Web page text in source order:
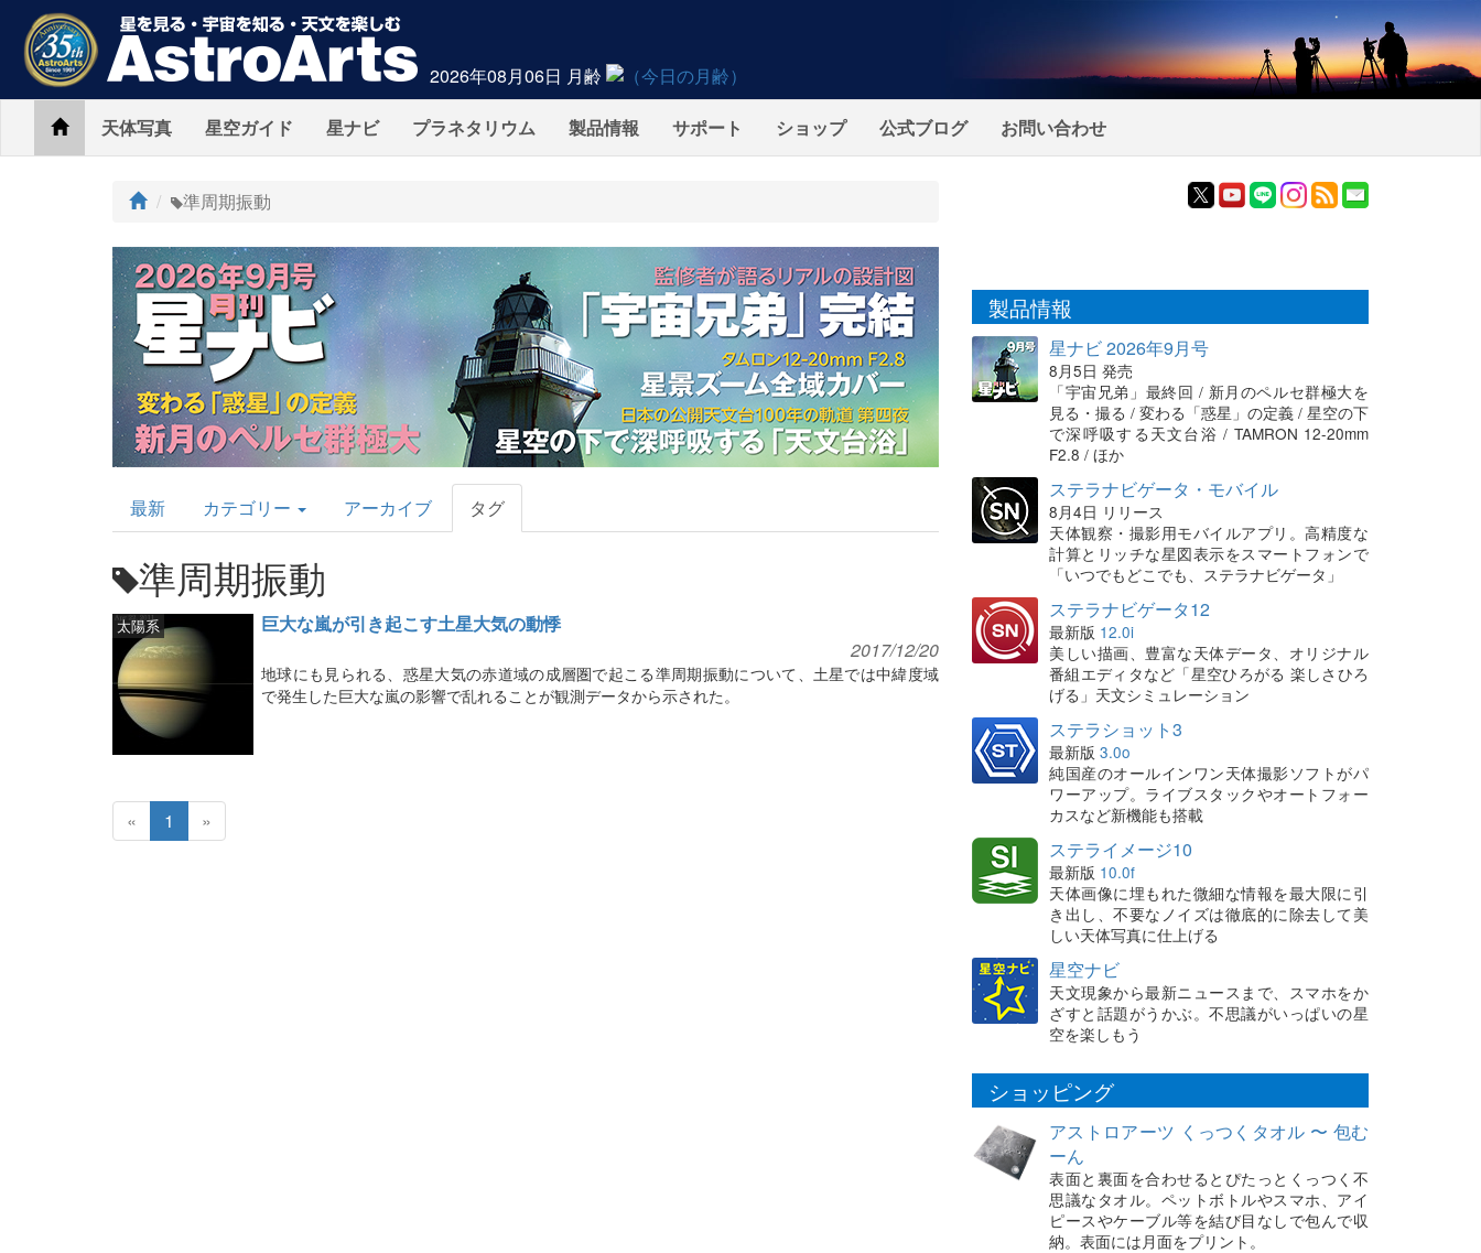
2026年08月06日 月齢
Home天体写真 星空ガイド 星ナビ プラネタリウム 製品情報 サポート ショップ 公式ブログ お問い合わせ
ト
プ
準周期振動
AstroArts
Topics
最新 カテゴリー アーカイブ タグ
準周期振動
巨大な嵐が引き起こす土星大気の動悸
太陽系
2017/12/20
地球にも見られる、惑星大気の赤道域の成層圏で起こる準周期振動について、土星では中緯度域
で発生した巨大な嵐の影響で乱れることが観測データから示された。
« 1 »
製品情報
星ナビ 2026年9月号
8月5日 発売
「宇宙兄弟」最終回 / 新月のペルセ群極大を
見る・撮る / 変わる「惑星」の定義 / 星空の下
で深呼吸する天文台浴 / TAMRON 12-20mm
F2.8 / ほか
ステラナビゲータ・モバイル
8月4日 リリース
天体観察・撮影用モバイルアプリ。高精度な
計算とリッチな星図表示をスマートフォンで
「いつでもどこでも、ステラナビゲータ」
ステラナビゲータ12
最新版 12.0i
美しい描画、豊富な天体データ、オリジナル
番組エディタなど「星空ひろがる 楽しさひろ
げる」天文シミュレーション
ステラショット3
最新版 3.0o
純国産のオールインワン天体撮影ソフトがパ
ワーアップ。ライブスタックやオートフォー
カスなど新機能も搭載
ステライメージ10
最新版 10.0f
天体画像に埋もれた微細な情報を最大限に引
き出し、不要なノイズは徹底的に除去して美
しい天体写真に仕上げる
星空ナビ
天文現象から最新ニュースまで、スマホをか
ざすと話題がうかぶ。不思議がいっぱいの星
空を楽しもう
ショッピング
アストロアーツ くっつくタオル 〜 包む
ーん
表面と裏面を合わせるとぴたっとくっつく不
思議なタオル。ペットボトルやスマホ、アイ
ピースやケーブル等を結び目なしで包んで収
納。表面には月面をプリント。